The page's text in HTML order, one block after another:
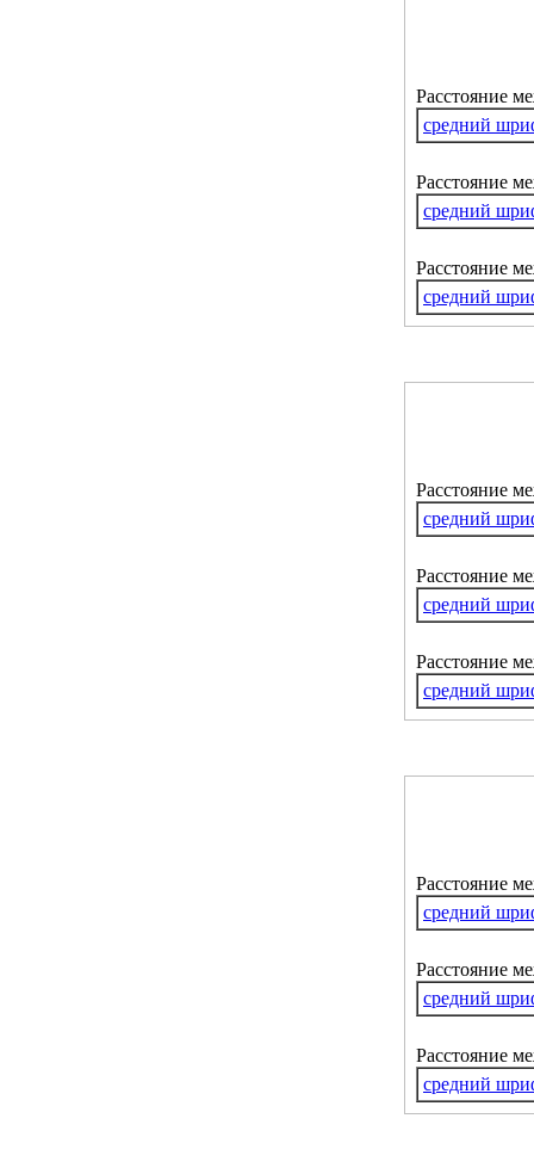
Расстояние
средний
Расстояние
средний
Расстояние
средний
Расстояние
средний
Расстояние
средний
Расстояние
средний
Расстояние
средний
Расстояние
средний
Расстояние
средний